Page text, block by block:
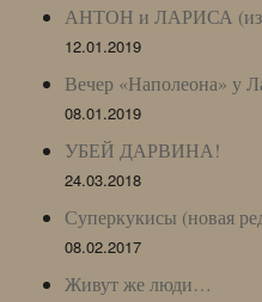
АНТОН и ЛАРИСА (из
12.01.2019
Вечер «Наполеона» у
08.01.2019
УБЕЙ ДАРВИНА!
24.03.2018
Суперкукисы (новая
08.02.2017
Живут же люди…